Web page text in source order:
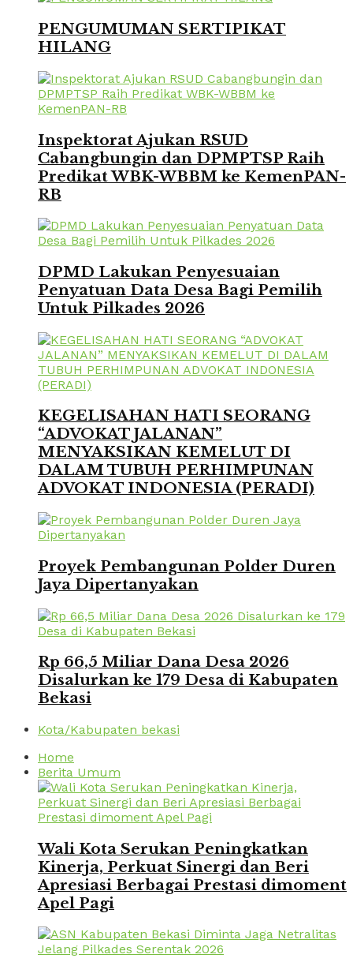
PENGUMUMAN SERTIPIKAT
HILANG
Inspektorat Ajukan RSUD
Cabangbungin dan DPMPTSP Raih
Predikat WBK-WBBM ke KemenPAN-
RB
DPMD Lakukan Penyesuaian
Penyatuan Data Desa Bagi Pemilih
Untuk Pilkades 2026
KEGELISAHAN HATI SEORANG
“ADVOKAT JALANAN”
MENYAKSIKAN KEMELUT DI
DALAM TUBUH PERHIMPUNAN
ADVOKAT INDONESIA (PERADI)
Proyek Pembangunan Polder Duren
Jaya Dipertanyakan
Rp 66,5 Miliar Dana Desa 2026
Disalurkan ke 179 Desa di Kabupaten
Bekasi
Kota/Kabupaten bekasi
Home
Berita Umum
Wali Kota Serukan Peningkatkan
Kinerja, Perkuat Sinergi dan Beri
Apresiasi Berbagai Prestasi dimoment
Apel Pagi